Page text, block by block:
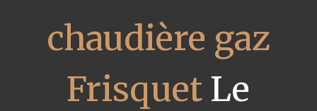
chaudière gaz
Frisquet Le